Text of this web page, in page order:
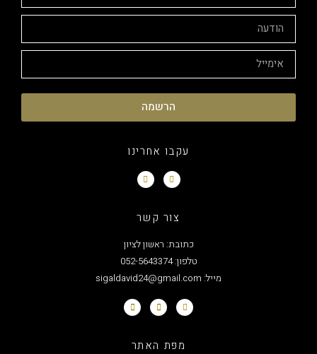
הרשמה
עקבו אחרינו
צור קשר
כתובת: ראשון לציון
טלפון: 052-5643374
מייל: sigaldavid24@gmail.com
מפת האתר